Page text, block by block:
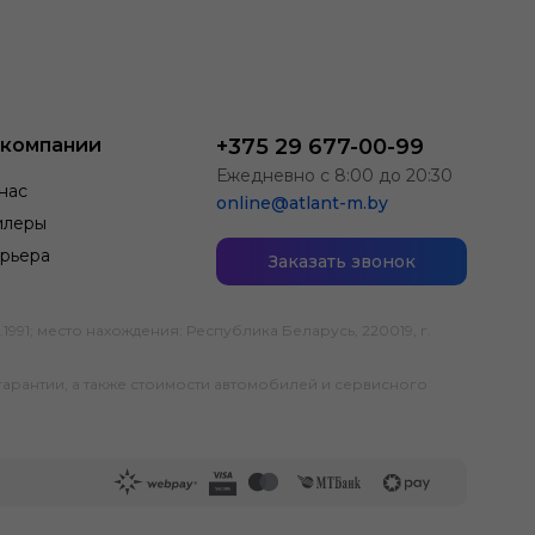
+375 29 677-00-99
Ежедневно с 8:00 до 20:30
online@atlant-m.by
Заказать звонок
место нахождения: Республика Беларусь, 220019, г.
а также стоимости автомобилей и сервисного